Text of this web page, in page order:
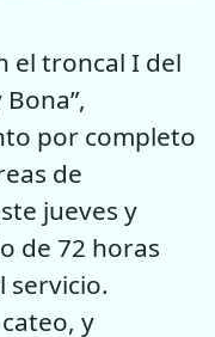
el troncal I del
por completo
de
jueves y
de 72 horas
servicio.
y